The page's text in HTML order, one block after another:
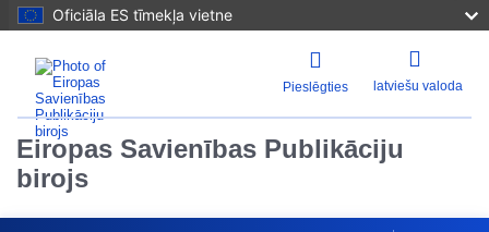
Oficiāla ES tīmekļa vietne
Pieslēgties latviešu valoda
Eiropas Savienības Publikāciju
birojs